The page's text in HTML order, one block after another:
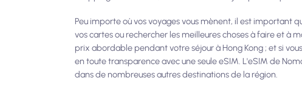
Peu importe où vos voyages vous mènent, il est important
vos cartes ou rechercher les meilleures choses à faire et à
prix abordable pendant votre séjour à Hong Kong ; et si
en toute transparence avec une seule eSIM. L'eSIM de
dans de nombreuses autres destinations de la région.